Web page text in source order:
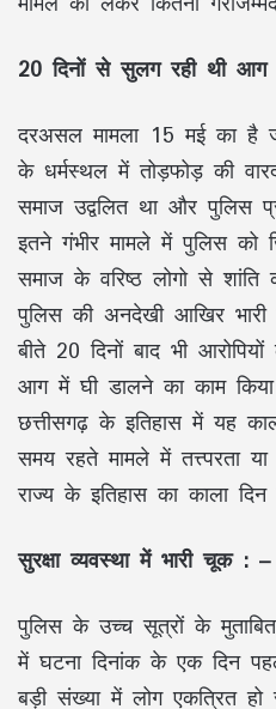
20 दिनों से सुलग रही थी
दरअसल मामला 15 मई का है
के धर्मस्थल में तोड़फोड़ की
समाज उद्वलित था और पुलिस
इतने गंभीर मामले में पुलिस को
समाज के वरिष्ठ लोगो से
पुलिस की अनदेखी आखिर
बीते 20 दिनों बाद भी
आग में घी डालने का काम
छत्तीसगढ़ के इतिहास में यह
समय रहते मामले में तत्त्परता
राज्य के इतिहास का काला
सुरक्षा व्यवस्था में भारी चूक : –
पुलिस के उच्च सूत्रों के
में घटना दिनांक के एक दिन
बड़ी संख्या में लोग एकत्रित